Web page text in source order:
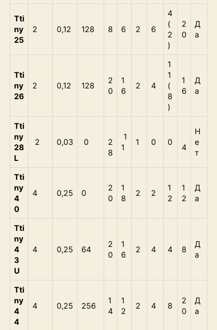
Tti
ny
25
2 0,12 128 8 6 2 6
4
(
2
)
2
0
Д
а
Tti
ny
26
2 0,12 128
2
0
1
6
2 4
1
1
(
8
)
1
6
Д
а
Tti
ny
28
L
2 0,03 0
2
8
1
1
1 0 0
4
Н
е
т
Tti
ny
4
0
4 0,25 0
2
0
1
8
2 2
1
2
1
2
Д
а
Tti
ny
4
3
U
4 0,25 64
2
0
1
6
2 4 4 8
Д
а
Tti
ny
4
4
4 0,25 256
1
4
1
2
2 4 8
2
0
Д
а